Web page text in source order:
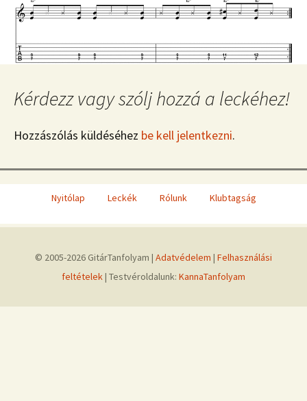
Kérdezz vagy szólj hozzá a leckéhez!
Hozzászólás küldéséhez be kell jelentkezni.
Nyitólap Leckék Rólunk Klubtagság
© 2005-2026 GitárTanfolyam | Adatvédelem | Felhasználási
feltételek| Testvéroldalunk: KannaTanfolyam